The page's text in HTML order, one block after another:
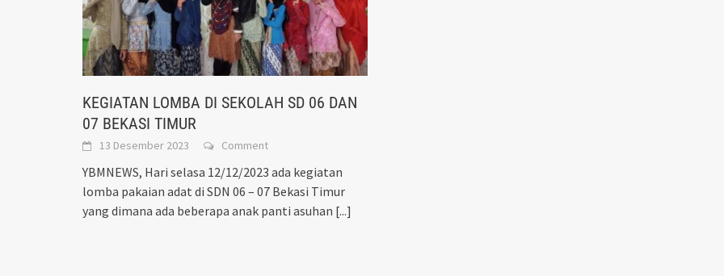
KEGIATAN LOMBA DI SEKOLAH SD 06 DAN
07 BEKASI TIMUR
13 Desember 2023 Comment
YBMNEWS, Hari selasa 12/12/2023 ada kegiatan
lomba pakaian adat di SDN 06 – 07 Bekasi Timur
yang dimana ada beberapa anak panti asuhan [...]